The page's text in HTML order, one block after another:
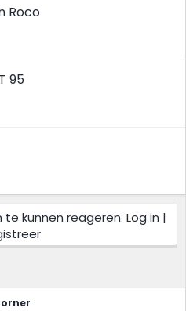
Roco
95
kunnen reageren. Log in |